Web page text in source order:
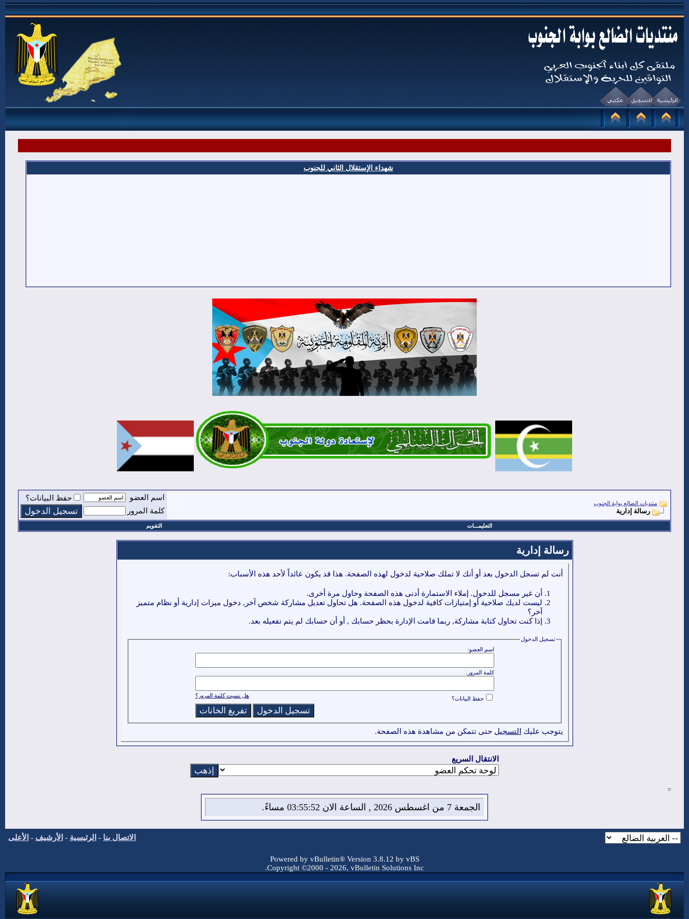
شهداء الإستقلال الثاني للجنوب
منتديات الضالع بوابة الجنوب
رسالة إدارية
اسم العضو
حفظ البيانات؟
كلمة المرور
التعليمـــات التقويم
رسالة إدارية
أنت لم تسجل الدخول بعد أو أنك لا تملك صلاحية لدخول لهذه الصفحة. هذا قد يكون عائداً لأحد هذه الأسباب:
أن غير مسجل للدخول. إملاء الاستمارة أدنى هذه الصفحة وحاول مرة أخرى.
ليست لديك صلاحية أو إمتيازات كافية لدخول هذه الصفحة. هل تحاول تعديل مشاركة شخص آخر, دخول ميزات إدارية أو نظام متميز
آخر؟
إذا كنت تحاول كتابة مشاركة, ربما قامت الإدارة بحظر حسابك , أو أن حسابك لم يتم تفعيله بعد.
تسجيل الدخول
اسم العضو:
كلمة المرور:
هل نسيت كلمة المرور؟ حفظ البيانات؟
يتوجب عليك التسجيل حتى تتمكن من مشاهدة هذه الصفحة.
الانتقال السريع
=
الجمعة 7 من اغسطس 2026 , الساعة الان 03:55:52 مساءً.
الاتصال بنا - الرئيسية - الأرشيف - الأعلى
Powered by vBulletin® Version 3.8.12 by vBS
Copyright ©2000 - 2026, vBulletin Solutions Inc.